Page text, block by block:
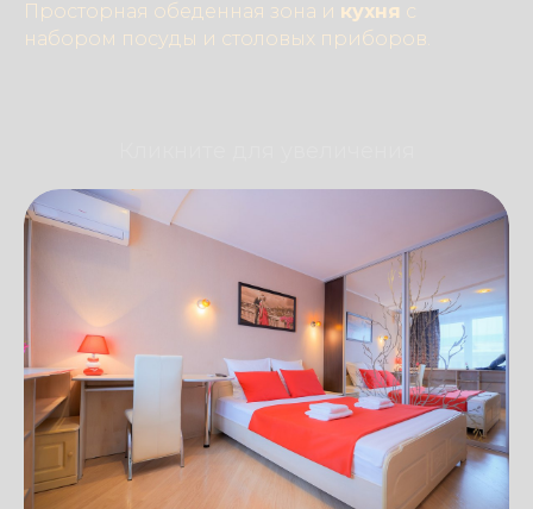
Просторная обеденная зона и кухня с
набором посуды и столовых приборов.